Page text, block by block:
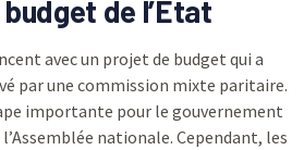
de l’État
avec un projet de budget qui a
par une commission mixte paritaire.
importante pour le gouvernement
nationale. Cependant, les